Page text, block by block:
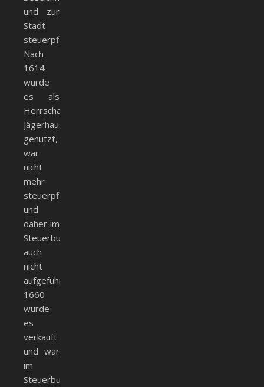
und zur
Stadt
steuerpflichtig.
Nach
1614
wurde
es als
Herrschaftl.
Jägerhaus
genutzt,
war
nicht
mehr
steuerpflichtig
und
daher im
Steuerbuch
auch
nicht
aufgeführt.
1660
wurde
es
verkauft
und war
im
Steuerbuch